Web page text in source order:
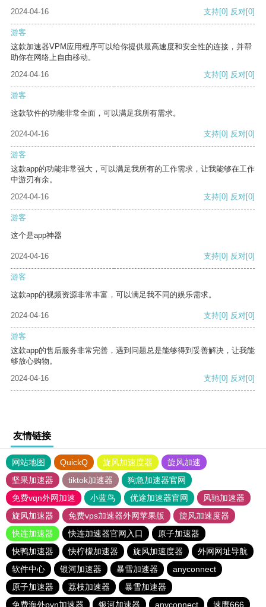
2024-04-16 支持[0] 反对[0]
游客
这款加速器VPM应用程序可以给你提供最高速度和安全性的连接，并帮
助你在网络上自由移动。
2024-04-16
支持[0] 反对[0]
游客
这款软件的功能非常全面，可以满足我所有需求。
2024-04-16 支持[0] 反对[0]
游客
这款app的功能非常强大，可以满足我所有的工作需求，让我能够在工作
中游刃有余。
2024-04-16
支持[0] 反对[0]
游客
这个是app神器
2024-04-16 支持[0] 反对[0]
游客
这款app的视频资源非常丰富，可以满足我不同的娱乐需求。
2024-04-16 支持[0] 反对[0]
游客
这款app的售后服务非常完善，遇到问题总是能够得到妥善解决，让我能
够放心购物。
2024-04-16
支持[0] 反对[0]
友情链接
网站地图 QuickQ 旋风加速度器
旋风加速
坚果加速器
tiktok加速器
狗急加速器官网
免费vqn外网加速
小蓝鸟 优途加速器官网
风驰加速器
旋风加速器
免费vps加速器外网苹果版
旋风加速度器
快连加速器
快连加速器官网入口
原子加速器
快鸭加速器
快柠檬加速器 旋风加速度器
外网网址导航
软件中心
银河加速器 暴雪加速器
anyconnect
原子加速器
荔枝加速器
暴雪加速器
免费海外pvn加速器
银河加速器 anyconnect 速鹰666